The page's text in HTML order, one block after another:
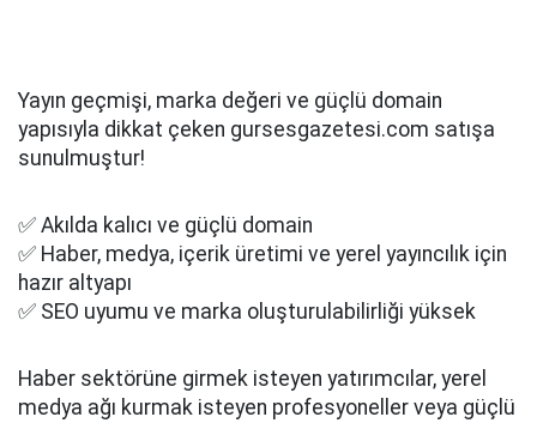
Yayın geçmişi, marka değeri ve güçlü domain
yapısıyla dikkat çeken gursesgazetesi.com satışa
sunulmuştur!
✅ Akılda kalıcı ve güçlü domain
✅ Haber, medya, içerik üretimi ve yerel yayıncılık için
hazır altyapı
✅ SEO uyumu ve marka oluşturulabilirliği yüksek
Haber sektörüne girmek isteyen yatırımcılar, yerel
medya ağı kurmak isteyen profesyoneller veya güçlü